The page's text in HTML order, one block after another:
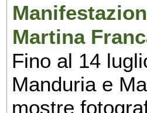
Martina
Fino al 14
Manduria e
mostre